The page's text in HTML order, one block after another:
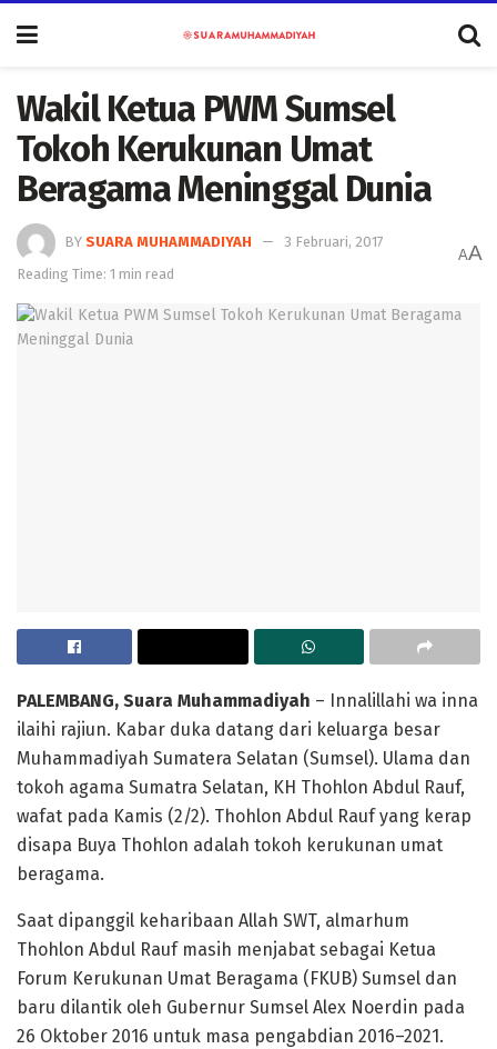
Wakil Ketua PWM Sumsel
Tokoh Kerukunan Umat
Beragama Meninggal Dunia
BY SUARA MUHAMMADIYAH
3 Februari, 2017
Reading Time: 1 min read
AA
PALEMBANG, Suara Muhammadiyah – Innalillahi wa inna
ilaihi rajiun. Kabar duka datang dari keluarga besar
Muhammadiyah Sumatera Selatan (Sumsel). Ulama dan
tokoh agama Sumatra Selatan, KH Thohlon Abdul Rauf,
wafat pada Kamis (2/2). Thohlon Abdul Rauf yang kerap
disapa Buya Thohlon adalah tokoh kerukunan umat
beragama.
Saat dipanggil keharibaan Allah SWT, almarhum
Thohlon Abdul Rauf masih menjabat sebagai Ketua
Forum Kerukunan Umat Beragama (FKUB) Sumsel dan
baru dilantik oleh Gubernur Sumsel Alex Noerdin pada
26 Oktober 2016 untuk masa pengabdian 2016–2021.